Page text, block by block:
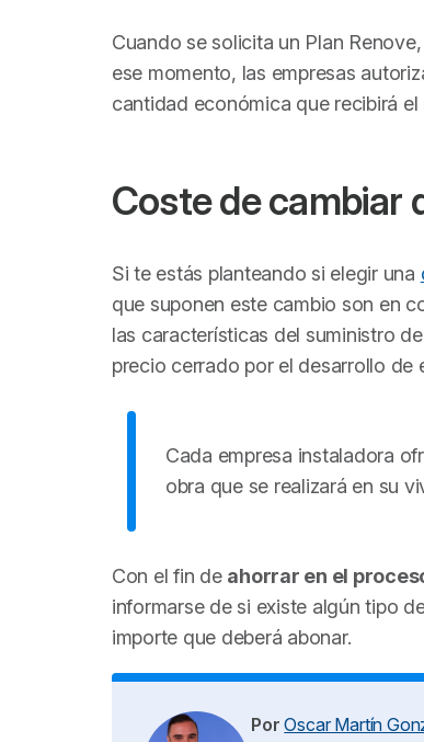
Cuando se solicita un Plan
ese momento, las empresas
cantidad económica que recibirá el
Coste de cambiar
Si te estás planteando si elegir una
que suponen este cambio son en
las características del suministro
precio cerrado por el desarrollo
Cada empresa instaladora
obra que se realizará en su
Con el fin de ahorrar en el
informarse de si existe algún tipo
importe que deberá abonar.
PorOscar Martín